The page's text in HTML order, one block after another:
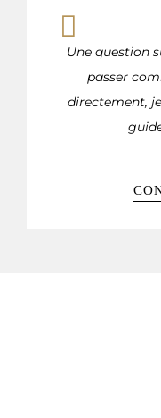
Une question
passer
directement,